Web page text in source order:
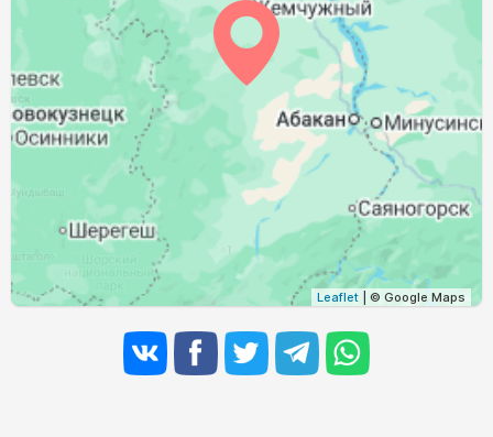
04:06 06:05 12:59 16:44 19:53
Leaflet | © Google Maps